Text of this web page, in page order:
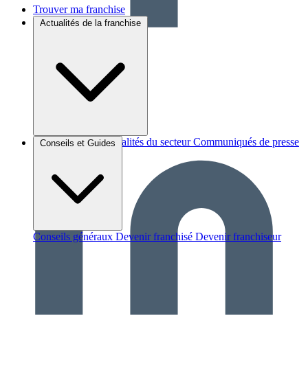
Trouver ma franchise
Actualités de la franchise
Brèves et actus Actualités du secteur Communiqués de presse
Conseils et Guides
Conseils généraux Devenir franchisé Devenir franchiseur